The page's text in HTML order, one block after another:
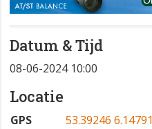
Datum & Tijd
08-06-2024 10:00
Locatie
GPS
53.39246 6.14791